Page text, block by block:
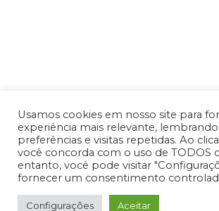
Usamos cookies em nosso site para
experiência mais relevante, lembrando
preferências e visitas repetidas. Ao
você concorda com o uso de TODOS
entanto, você pode visitar
fornecer um consentimento
Configurações Aceitar